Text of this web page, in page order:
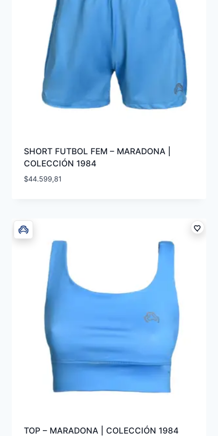
SHORT FUTBOL FEM – MARADONA |
COLECCIÓN 1984
$44.599,81
TOP – MARADONA | COLECCIÓN 1984